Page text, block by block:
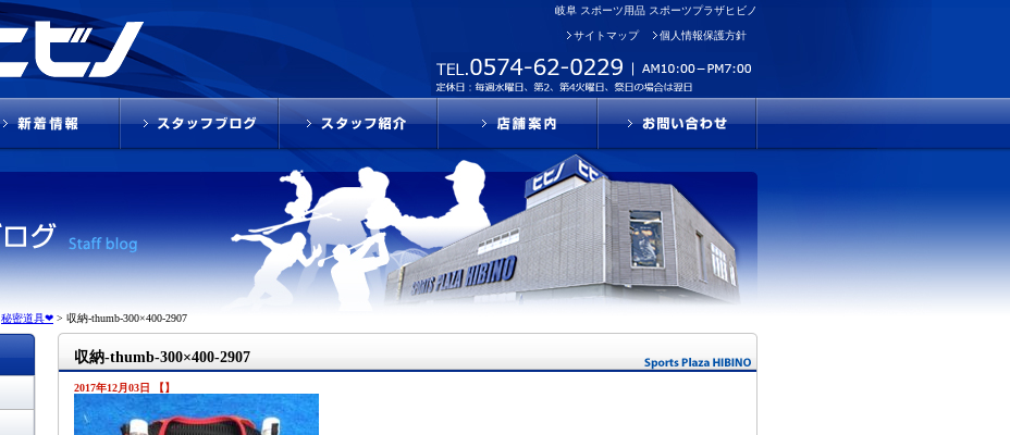
岐阜 スポーツ用品 スポーツプラザヒビノ
サイトマップ 個人情報保護方針
秘密道具❤ > 収納-thumb-300×400-2907
収納-thumb-300×400-2907
2017年12月03日 【】